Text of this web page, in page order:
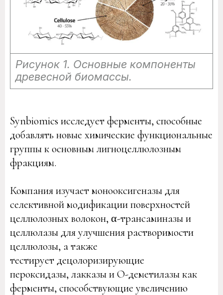
Рисунок 1. Основные компоненты
древесной биомассы.
Synbiomics исследует ферменты, способные
добавлять новые химические функциональные
группы к основным лигноцеллюлозным
фракциям.
Компания изучает монооксигеназы для
селективной модификации поверхностей
целлюлозных волокон, α-трансаминазы и
целлюлазы для улучшения растворимости
целлюлозы, а также
тестирует децолоризирующие
пероксидазы, лакказы и О-деметилазы как
ферменты, способствующие увеличению